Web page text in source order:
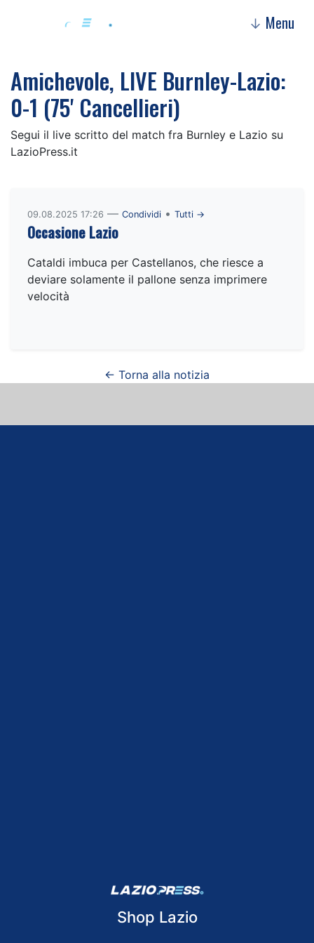
↓ Menu
Amichevole, LIVE Burnley-Lazio:
0-1 (75' Cancellieri)
Segui il live scritto del match fra Burnley e Lazio su
LazioPress.it
09.08.2025 17:26 — Condividi • Tutti →
Occasione Lazio
Cataldi imbuca per Castellanos, che riesce a
deviare solamente il pallone senza imprimere
velocità
← Torna alla notizia
Shop Lazio